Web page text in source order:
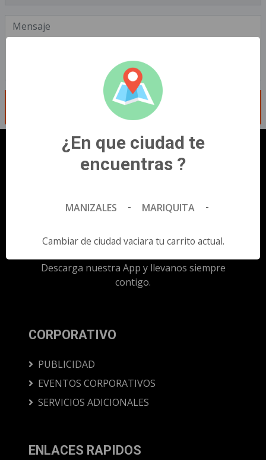
ENVIAR MENSAJE
Descarga nuestra App y llevanos siempre
contigo.
CORPORATIVO
PUBLICIDAD
EVENTOS CORPORATIVOS
SERVICIOS ADICIONALES
ENLACES RAPIDOS
¿En que ciudad te
encuentras ?
MANIZALES - MARIQUITA -
Cambiar de ciudad vaciara tu carrito actual.